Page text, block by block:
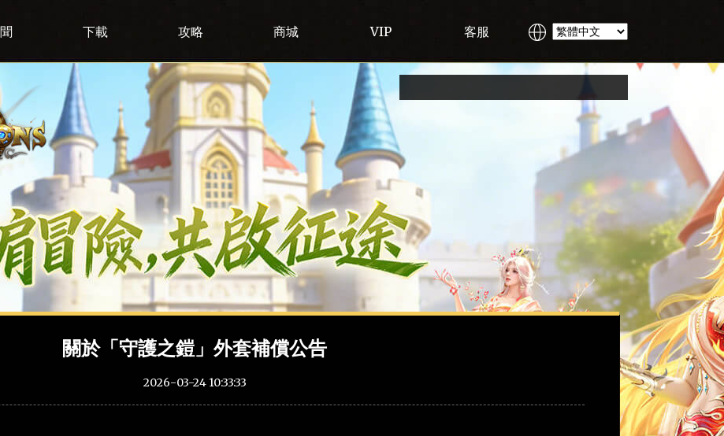
下載 攻略 商城 VIP 客服
關於「守護之鎧」外套補償公告
2026-03-24 10:33:33